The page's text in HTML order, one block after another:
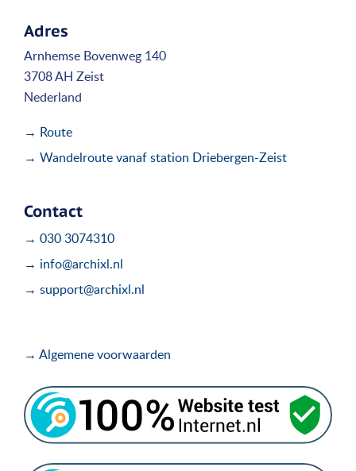
Adres
Arnhemse Bovenweg 140
3708 AH Zeist
Nederland
→ Route
→ Wandelroute vanaf station Driebergen-Zeist
Contact
→ 030 3074310
→ info@archixl.nl
→ support@archixl.nl
→ Algemene voorwaarden